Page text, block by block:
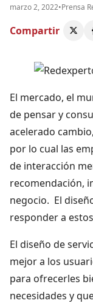
marzo 2, 2022•Prensa
Compartir
El mercado, el
de pensar y
acelerado
por lo cual las
de interacción
recomendación,
negocio. El
responder a
El diseño de
mejor a los
para ofrecerles
necesidades y